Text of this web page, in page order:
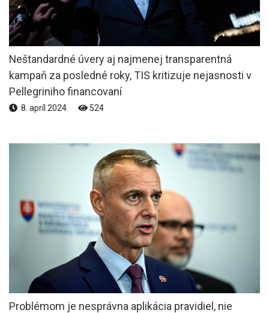
Neštandardné úvery aj najmenej transparentná
kampaň za posledné roky, TIS kritizuje nejasnosti v
Pellegriniho financovaní
8. apríl 2024 524
Problémom je nesprávna aplikácia pravidiel, nie